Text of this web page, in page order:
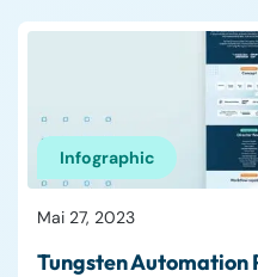
Infographic
Mai 27, 2023
Tungsten Automation